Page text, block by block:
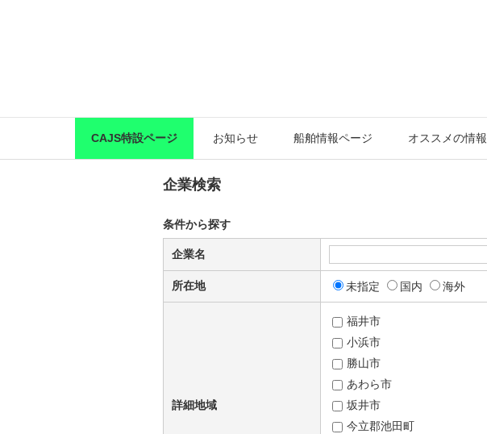
CAJS特設ページ お知らせ 船舶情報ページ オススメの情報
企業検索
条件から探す
企業名
所在地 未指定 国内 海外
詳細地域
福井市
小浜市
勝山市
あわら市
坂井市
今立郡池田町